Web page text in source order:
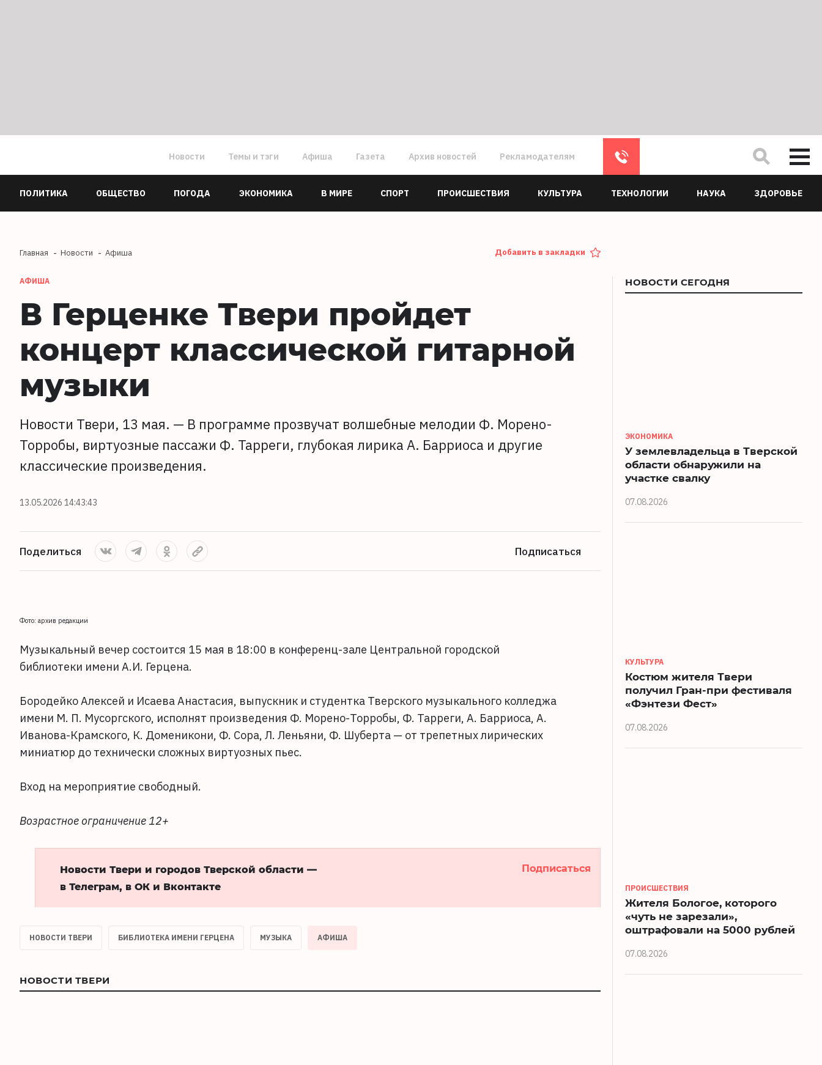
Новости Темы и тэги Афиша Газета Архив новостей Рекламодателям
ПОЛИТИКА ОБЩЕСТВО ПОГОДА ЭКОНОМИКА В МИРЕ СПОРТ ПРОИСШЕСТВИЯ КУЛЬТУРА ТЕХНОЛОГИИ НАУКА ЗДОРОВЬЕ
Главная Новости Афиша Добавить в закладки
АФИША
В Герценке Твери пройдет
концерт классической гитарной
музыки
Новости Твери, 13 мая. — В программе прозвучат волшебные мелодии Ф. Морено-
Торробы, виртуозные пассажи Ф. Тарреги, глубокая лирика А. Барриоса и другие
классические произведения.
13.05.2026 14:43:43
Поделиться Подписаться
Фото: архив редакции
Музыкальный вечер состоится 15 мая в 18:00 в конференц-зале Центральной городской
библиотеки имени А.И. Герцена.
Бородейко Алексей и Исаева Анастасия, выпускник и студентка Тверского музыкального колледжа
имени М. П. Мусоргского, исполнят произведения Ф. Морено-Торробы, Ф. Тарреги, А. Барриоса, А.
Иванова-Крамского, К. Доменикони, Ф. Сора, Л. Леньяни, Ф. Шуберта — от трепетных лирических
миниатюр до технически сложных виртуозных пьес.
Вход на мероприятие свободный.
Возрастное ограничение 12+
Новости Твери и городов Тверской области —
в Телеграм, в ОК и Вконтакте
Подписаться
НОВОСТИ ТВЕРИ БИБЛИОТЕКА ИМЕНИ ГЕРЦЕНА МУЗЫКА АФИША
НОВОСТИ ТВЕРИ
НОВОСТИ СЕГОДНЯ
ЭКОНОМИКА
У землевладельца в Тверской
области обнаружили на
участке свалку
07.08.2026
КУЛЬТУРА
Костюм жителя Твери
получил Гран-при фестиваля
«Фэнтези Фест»
07.08.2026
ПРОИСШЕСТВИЯ
Жителя Бологое, которого
«чуть не зарезали»,
оштрафовали на 5000 рублей
07.08.2026